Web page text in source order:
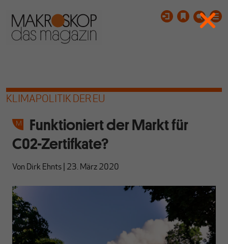
KLIMAPOLITIK DER EU
Funktioniert der Markt für
C02-Zertifkate?
Von Dirk Ehnts 23. März 2020